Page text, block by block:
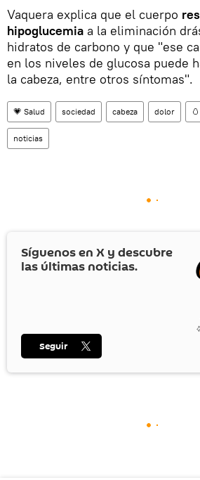
Vaquera explica que el cuerpo
hipoglucemia a la eliminación
hidratos de carbono y que "ese
en los niveles de glucosa puede
la cabeza, entre otros síntomas".
💗 Salud sociedad cabeza dolor
noticias
Síguenos en X y descubre
las últimas noticias.
Seguir